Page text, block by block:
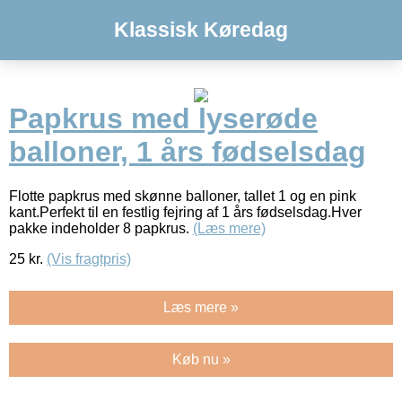
Klassisk Køredag
Papkrus med lyserøde
balloner, 1 års fødselsdag
Flotte papkrus med skønne balloner, tallet 1 og en pink
kant.Perfekt til en festlig fejring af 1 års fødselsdag.Hver
pakke indeholder 8 papkrus. (Læs mere)
25 kr. (Vis fragtpris)
Læs mere »
Køb nu »